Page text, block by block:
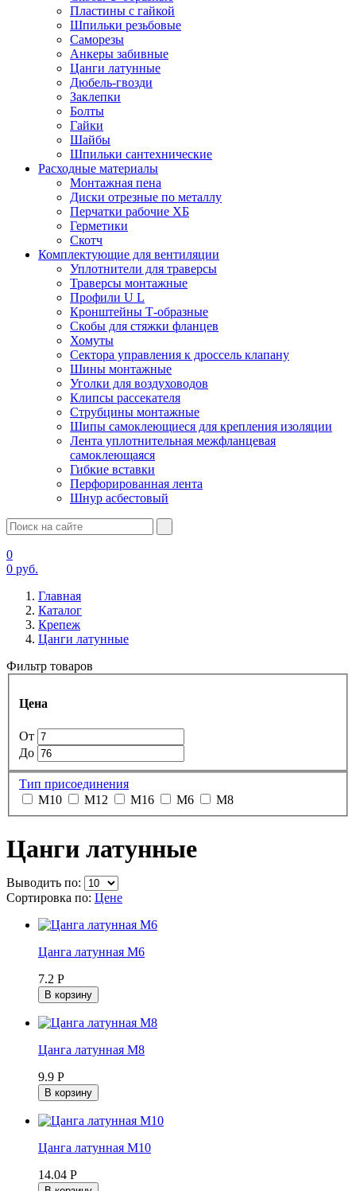
Пластины с гайкой
Шпильки резьбовые
Саморезы
Анкеры забивные
Цанги латунные
Дюбель-гвозди
Заклепки
Болты
Гайки
Шайбы
Шпильки сантехнические
Расходные материалы
Монтажная пена
Диски отрезные по металлу
Перчатки рабочие ХБ
Герметики
Скотч
Комплектующие для вентиляции
Уплотнители для траверсы
Траверсы монтажные
Профили U L
Кронштейны Т-образные
Скобы для стяжки фланцев
Хомуты
Сектора управления к дроссель клапану
Шины монтажные
Уголки для воздуховодов
Клипсы рассекателя
Струбцины монтажные
Шипы самоклеющиеся для крепления изоляции
Лента уплотнительная межфланцевая
самоклеющаяся
Гибкие вставки
Перфорированная лента
Шнур асбестовый
0
0 руб.
Главная
Каталог
Крепеж
Цанги латунные
Фильтр товаров
Цена
От
До
Тип присоединения
М10
М12 М16 М6 М8
Цанги латунные
Выводить по:
Сортировка по: Цене
Цанга латунная М6
7.2 Р
В корзину
Цанга латунная М8
9.9 Р
В корзину
Цанга латунная М10
14.04 Р